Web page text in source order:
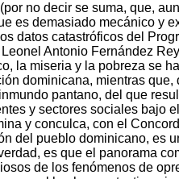
no decir se suma, que,
es demasiado mecánico y
datos catastróficos del
Antonio Fernández
la miseria y la pobreza se
dominicana, mientras
pantano, del que
y sectores sociales bajo
y conculca, con el
del pueblo dominicano, es
es que el panorama
de los fenómenos de